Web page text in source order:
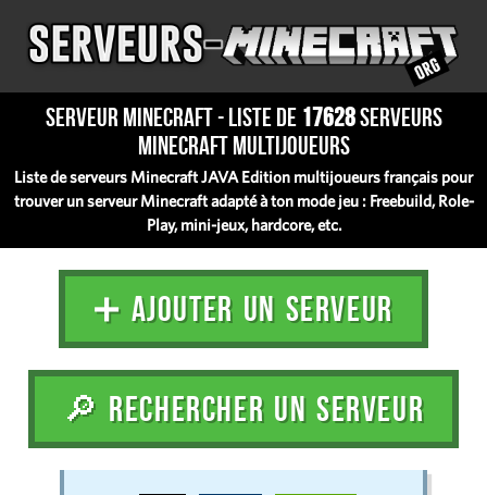
Serveur Minecraft - Liste de 17628serveurs
Minecraft multijoueurs
Liste de serveurs Minecraft JAVA Edition multijoueurs français pour
trouver un serveur Minecraft adapté à ton mode jeu : Freebuild, Role-
Play, mini-jeux, hardcore, etc.
➕ AJOUTER UN SERVEUR
🔎 RECHERCHER UN SERVEUR